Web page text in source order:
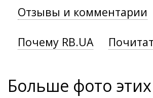
Отзывы и комментарии
Почему RB.UA
Больше фото